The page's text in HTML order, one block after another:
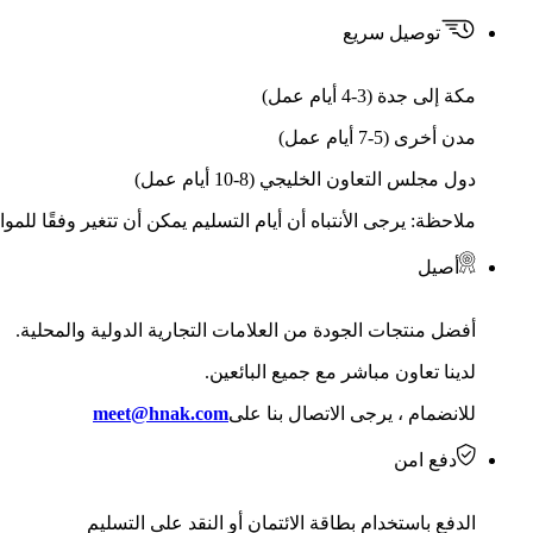
توصيل سريع
مكة إلى جدة (3-4 أيام عمل)
مدن أخرى (5-7 أيام عمل)
دول مجلس التعاون الخليجي (8-10 أيام عمل)
ملاحظة: يرجى الأنتباه أن أيام التسليم يمكن أن تتغير وفقًا
أصيل
أفضل منتجات الجودة من العلامات التجارية الدولية والمحلية.
لدينا تعاون مباشر مع جميع البائعين.
للانضمام ، يرجى الاتصال بنا علىmeet@hnak.com
دفع امن
الدفع باستخدام بطاقة الائتمان أو النقد على التسليم